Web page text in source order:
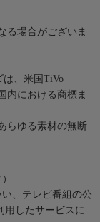
る場合がございま
は、米国TiVo
内における商標ま
らゆる素材の無断
い、テレビ番組の公
用したサービスに